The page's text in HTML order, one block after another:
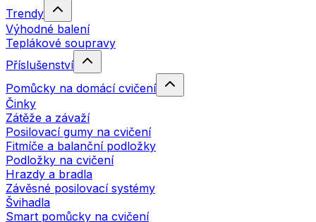
Trendy
Výhodné balení
Teplákové soupravy
Příslušenství
Pomůcky na domácí cvičení
Činky
Zátěže a závaží
Posilovací gumy na cvičení
Fitmíče a balanční podložky
Podložky na cvičení
Hrazdy a bradla
Závěsné posilovací systémy
Švihadla
Smart pomůcky na cvičení